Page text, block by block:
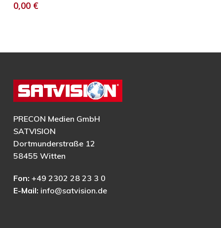
0,00 €
PRECON Medien GmbH
SATVISION
Dortmunderstraße 12
58455 Witten
Fon: +49 2302 28 23 3 0
E-Mail: info@satvision.de